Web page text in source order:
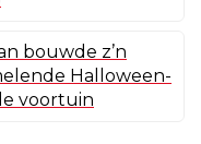
bouwde z’n
Halloween-
voortuin